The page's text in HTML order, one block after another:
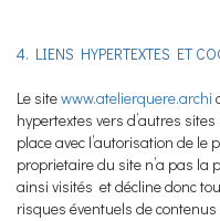
4. LIENS HYPERTEXTES ET
Le sitewww.atelierquere.archi
hypertextes vers d’autres
place avec l’autorisation de
proprietaire du site n’a pas la
ainsi visités et décline donc
risques éventuels de contenus